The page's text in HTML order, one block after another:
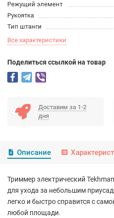
Режущий элемент
Рукоятка
Тип штанги
Все характеристики
Поделиться ссылкой на товар
Доставим за 1-2
дня
Описание
Триммер электрический
для ухода за небольшим
легко и быстро справится с
любой площади.